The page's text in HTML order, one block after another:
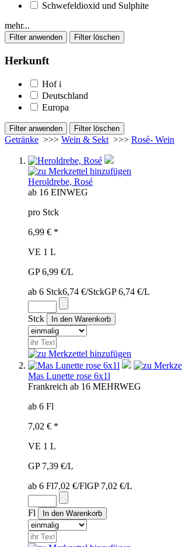
Schwefeldioxid und Sulphite
mehr...
Herkunft
Hof i
Deutschland
Europa
Getränke >>> Wein & Sekt >>> Rosè- Wein
Heroldrebe, Rosé
ab 16 EINWEG
pro Stck
6,99 € *
VE 1 L
GP 6,99 €/L
ab 6 Stck6,74 €/StckGP 6,74 €/L
Stck
Mas Lunette rose 6x1l
Frankreich ab 16 MEHRWEG
ab 6 Fl
7,02 € *
VE 1 L
GP 7,39 €/L
ab 6 Fl7,02 €/FlGP 7,02 €/L
Fl